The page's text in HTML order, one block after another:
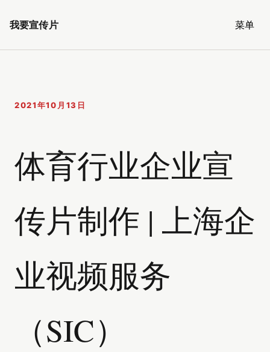
我要宣传片 菜单
2021年10月13日
体育行业企业宣
传片制作 | 上海企
业视频服务
（SIC）